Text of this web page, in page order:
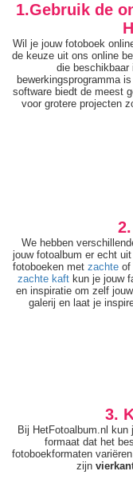
1.Gebruik de
Wil je jouw fotoboek
de keuze uit ons online
die beschikbaar
bewerkingsprogramma
software biedt de meest
voor grotere projecten
We hebben
jouw fotoalbum er echt
fotoboeken met zachte of
zachte kaft kun je jouw
en inspiratie om zelf
galerij en laat je
3.
Bij HetFotoalbum.nl
formaat dat het
fotoboekformaten
zijn